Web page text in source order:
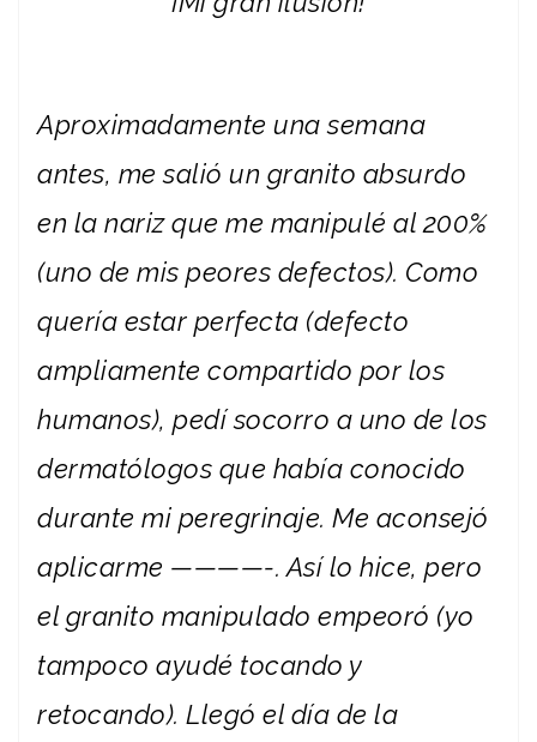
Aproximadamente una semana
antes, me salió un granito absurdo
en la nariz que me manipulé al 200%
(uno de mis peores defectos). Como
quería estar perfecta (defecto
ampliamente compartido por los
humanos), pedí socorro a uno de los
dermatólogos que había conocido
durante mi peregrinaje. Me aconsejó
aplicarme ————-. Así lo hice, pero
el granito manipulado empeoró (yo
tampoco ayudé tocando y
retocando). Llegó el día de la